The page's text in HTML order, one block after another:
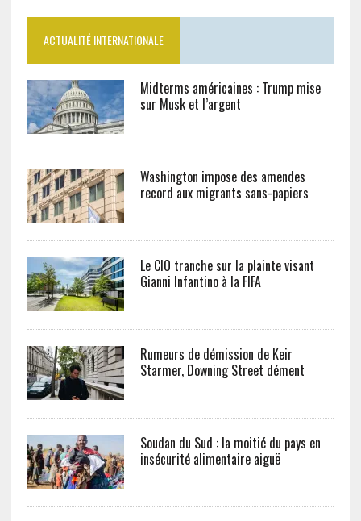
ACTUALITÉ INTERNATIONALE
Midterms américaines : Trump mise
sur Musk et l’argent
Washington impose des amendes
record aux migrants sans-papiers
Le CIO tranche sur la plainte visant
Gianni Infantino à la FIFA
Rumeurs de démission de Keir
Starmer, Downing Street dément
Soudan du Sud : la moitié du pays en
insécurité alimentaire aiguë